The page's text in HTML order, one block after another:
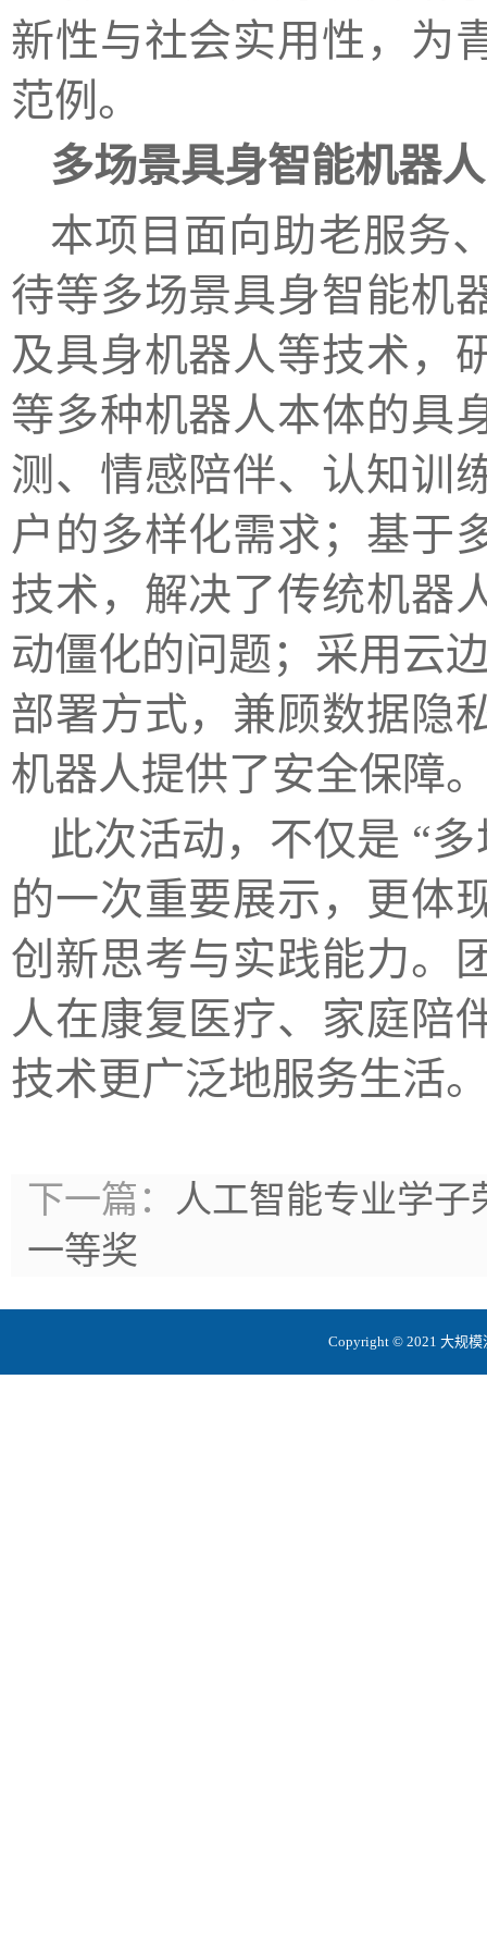
新性与社会实用性，为
范例。
多场景具身智能机器人
本项目面向助老服务
待等多场景具身智能机
及具身机器人等技术，
等多种机器人本体的具
测、情感陪伴、认知训
户的多样化需求；基于
技术，解决了传统机器
动僵化的问题；采用云
部署方式，兼顾数据隐
机器人提供了安全保障
此次活动，不仅是 “
的一次重要展示，更体
创新思考与实践能力。
人在康复医疗、家庭陪
技术更广泛地服务生活
下一篇：
人工智能专业学子
一等奖
Copyright © 2021 大规